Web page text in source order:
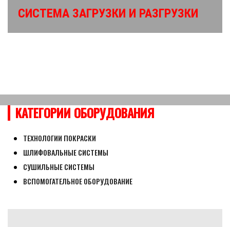
СИСТЕМА ЗАГРУЗКИ И РАЗГРУЗКИ
КАТЕГОРИИ ОБОРУДОВАНИЯ
ТЕХНОЛОГИИ ПОКРАСКИ
ШЛИФОВАЛЬНЫЕ СИСТЕМЫ
СУШИЛЬНЫЕ СИСТЕМЫ
ВСПОМОГАТЕЛЬНОЕ ОБОРУДОВАНИЕ